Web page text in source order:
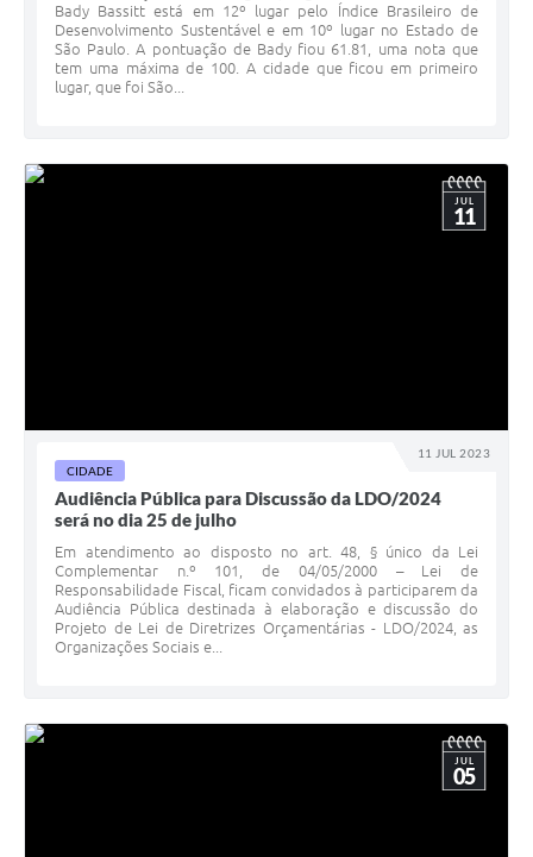
Bady Bassitt está em 12º lugar pelo Índice Brasileiro de
Desenvolvimento Sustentável e em 10º lugar no Estado de
São Paulo. A pontuação de Bady fiou 61.81, uma nota que
tem uma máxima de 100. A cidade que ficou em primeiro
lugar, que foi São...
11 JUL 2023
JUL
11
CIDADE
Audiência Pública para Discussão da LDO/2024
será no dia 25 de julho
Em atendimento ao disposto no art. 48, § único da Lei
Complementar n.º 101, de 04/05/2000 – Lei de
Responsabilidade Fiscal, ficam convidados à participarem da
Audiência Pública destinada à elaboração e discussão do
Projeto de Lei de Diretrizes Orçamentárias - LDO/2024, as
Organizações Sociais e...
JUL
05